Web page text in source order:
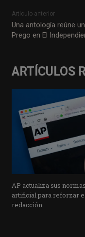
Artículo anterior
Una antología reúne
Prego en El
ARTÍCULOS
AP actualiza sus
artificial para reforzar
redacción